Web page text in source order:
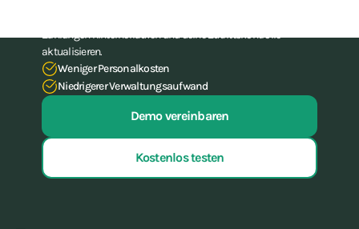
Zahlungen hinterherlaufen und deine Zutrittskontrolle
aktualisieren.
Weniger Personalkosten
Niedrigerer Verwaltungsaufwand
Demo vereinbaren
Kostenlos testen